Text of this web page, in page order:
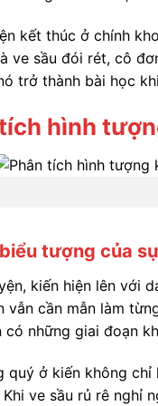
kết thúc ở chính
ve sầu đói rét, cô
trở thành bài học
hình
tượng của
kiến hiện lên với
vẫn cần mẫn làm
có những giai đoạn
quý ở kiến không chỉ
ve sầu rủ rê nghỉ